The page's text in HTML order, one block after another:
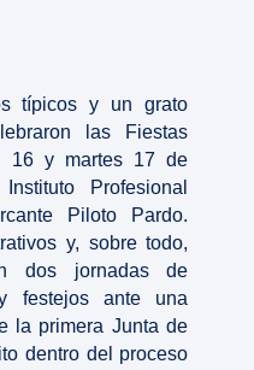
típicos y un grato
las Fiestas
16 y martes 17 de
Profesional
Piloto Pardo.
y, sobre todo,
dos jornadas de
festejos ante una
la primera Junta de
dentro del proceso